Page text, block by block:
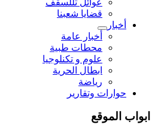
عوائل تللسقف
قضايا شعبنا
أخبار
أخبار عامة
محطات طبية
علوم و تکنلوجیا
ابطال الحرية
رياضة
حوارات وتقارير
ابواب الموقع